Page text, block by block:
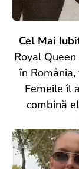
Cel Mai
Royal
în
Femeile îl
combină